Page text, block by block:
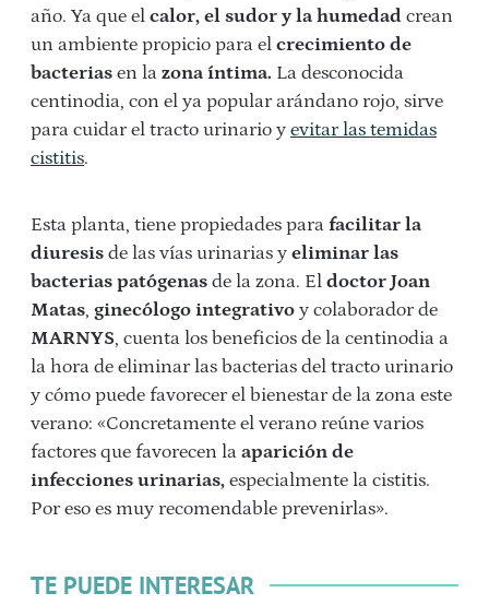
año. Ya que el calor, el sudor y la humedad crean
un ambiente propicio para el crecimiento de
bacterias en la zona íntima. La desconocida
centinodia, con el ya popular arándano rojo, sirve
para cuidar el tracto urinario y evitar las temidas
cistitis.
Esta planta, tiene propiedades para facilitar la
diuresis de las vías urinarias y eliminar las
bacterias patógenas de la zona. El doctor Joan
Matas, ginecólogo integrativo y colaborador de
MARNYS, cuenta los beneficios de la centinodia a
la hora de eliminar las bacterias del tracto urinario
y cómo puede favorecer el bienestar de la zona este
verano: «Concretamente el verano reúne varios
factores que favorecen la aparición de
infecciones urinarias, especialmente la cistitis.
Por eso es muy recomendable prevenirlas».
TE PUEDE INTERESAR